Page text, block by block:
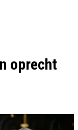
oprecht